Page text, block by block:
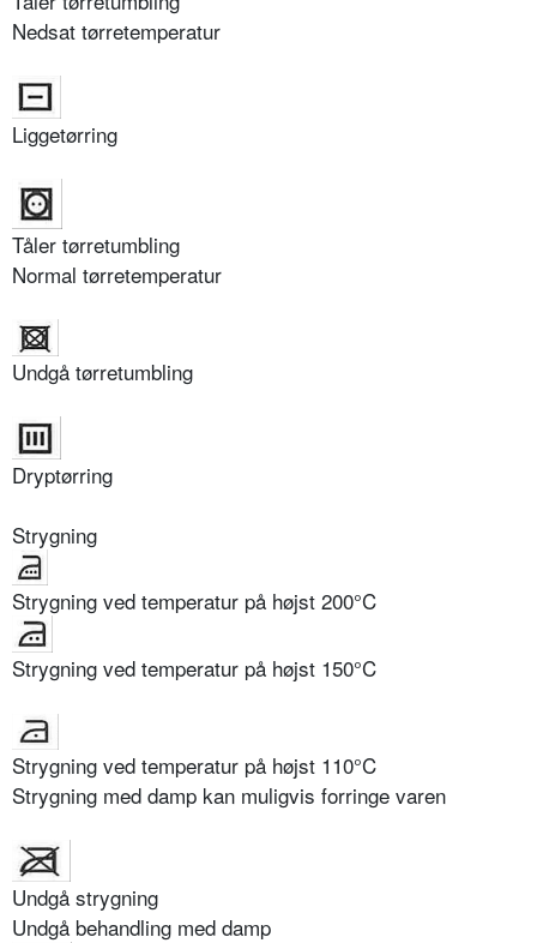
Nedsat tørretemperatur
Liggetørring
Tåler tørretumbling
Normal tørretemperatur
Undgå tørretumbling
Dryptørring
Strygning
Strygning ved temperatur på højst 200°C
Strygning ved temperatur på højst 150°C
Strygning ved temperatur på højst 110°C
Strygning med damp kan muligvis forringe varen
Undgå strygning
Undgå behandling med damp